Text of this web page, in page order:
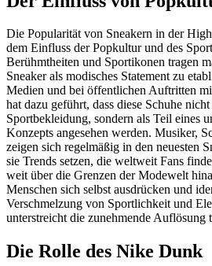
Die Popularität von Sneakern in der
dem Einfluss der Popkultur und des
Berühmtheiten und Sportikonen tragen
Sneaker als modisches Statement zu
Medien und bei öffentlichen Auftritten
hat dazu geführt, dass diese Schuhe
Sportbekleidung, sondern als Teil eines
Konzepts angesehen werden. Musiker,
zeigen sich regelmäßig in den neuesten
sie Trends setzen, die weltweit Fans
weit über die Grenzen der Modewelt
Menschen sich selbst ausdrücken und
Verschmelzung von Sportlichkeit und
unterstreicht die zunehmende Auflösung
Die Rolle des Nike Dunk